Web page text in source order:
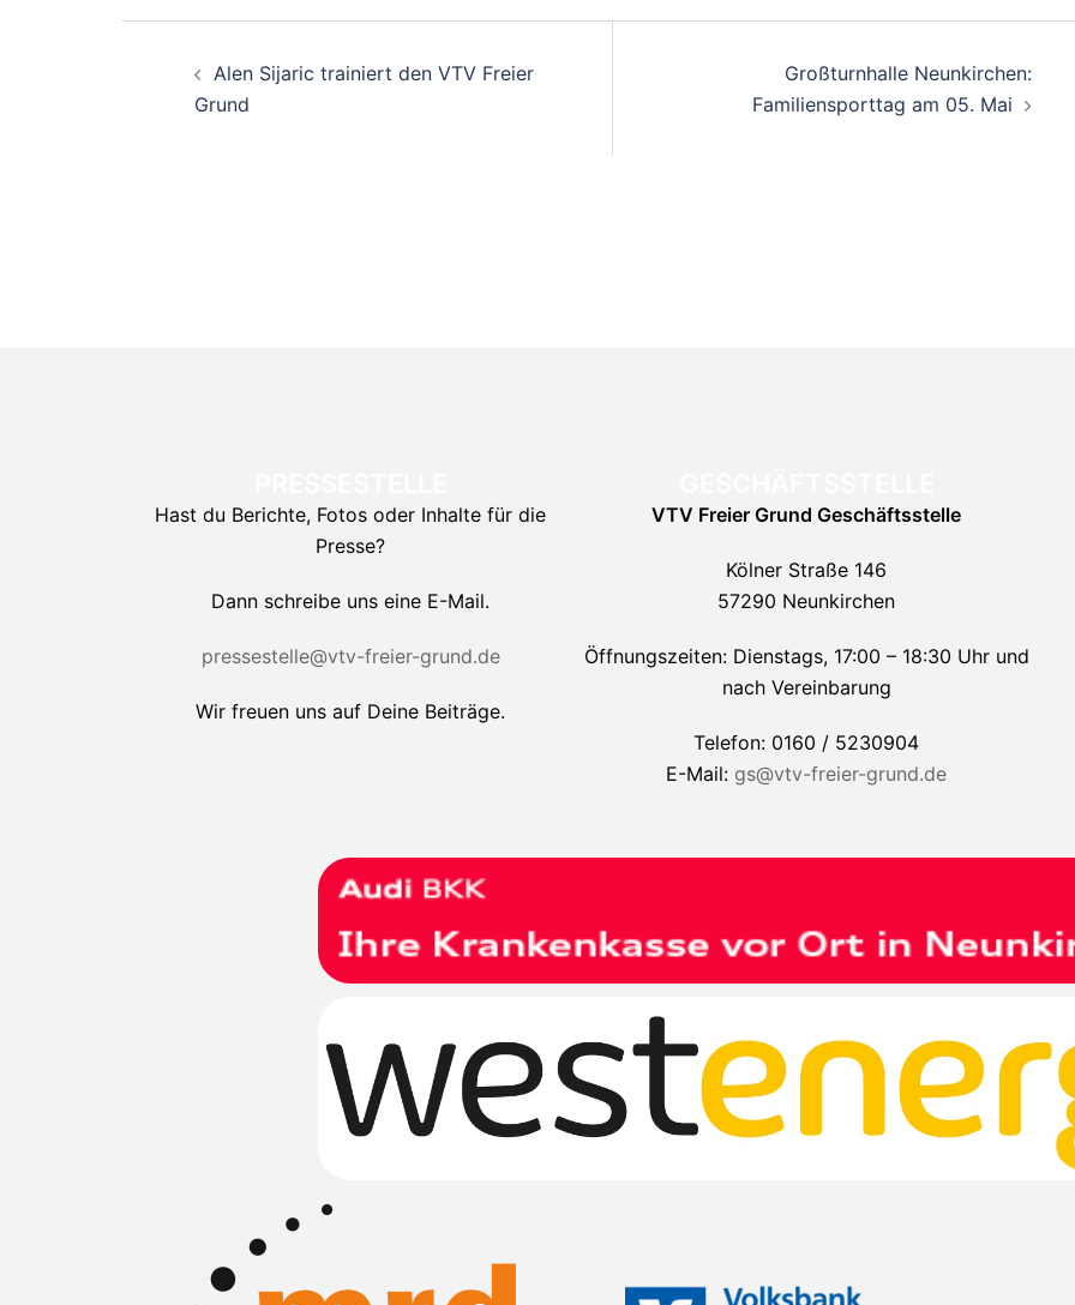
Beitragsnavigation
Alen Sijaric trainiert den VTV Freier
Grund
Großturnhalle Neunkirchen:
Familiensporttag am 05. Mai
Hast du Berichte, Fotos oder Inhalte für die
Presse?
Dann schreibe uns eine E-Mail.
pressestelle@vtv-freier-grund.de
Wir freuen uns auf Deine Beiträge.
VTV Freier Grund Geschäftsstelle
Kölner Straße 146
57290 Neunkirchen
Öffnungszeiten: Dienstags, 17:00 – 18:30 Uhr und
nach Vereinbarung
Telefon: 0160 / 5230904
E-Mail: gs@vtv-freier-grund.de